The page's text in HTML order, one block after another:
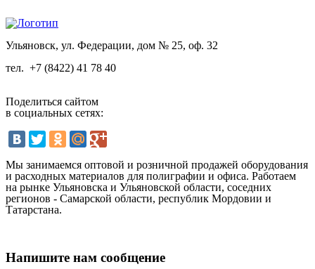
Ульяновск, ул. Федерации, дом № 25, оф. 32
тел. +7 (8422) 41 78 40
Поделиться сайтом
в социальных сетях:
Мы занимаемся оптовой и розничной продажей оборудования
и расходных материалов для полиграфии и офиса. Работаем
на рынке Ульяновска и Ульяновской области, соседних
регионов - Самарской области, республик Мордовии и
Татарстана.
Напишите нам сообщение